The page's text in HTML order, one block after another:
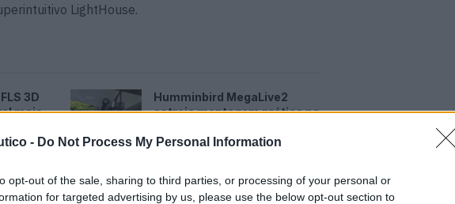
- Do Not Process My Personal Information
opt-out of the sale, sharing to third parties, or processing of your personal or
for targeted advertising by us, please use the below opt-out section to
LightHouse.
3D
mais
Humminbird MegaLive2
estreia montagem prática na
28 DE JULHO, 2026